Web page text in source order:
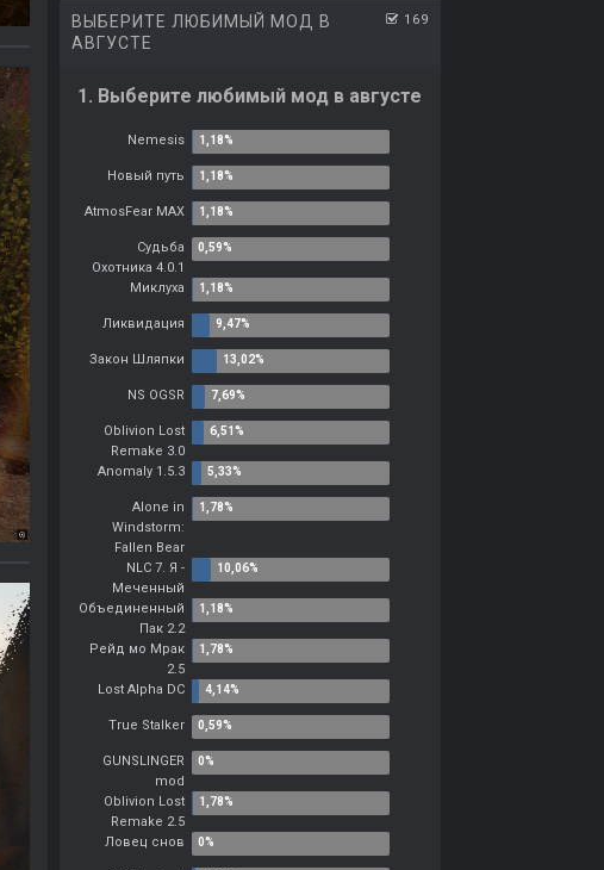
169
ВЫБЕРИТЕ ЛЮБИМЫЙ МОД В
АВГУСТЕ
1. Выберите любимый мод в августе
Nemesis
Новый путь
AtmosFear MAX
Судьба
Охотника 4.0.1
Миклуха
Ликвидация
Закон Шляпки
NS OGSR
Oblivion Lost
Remake 3.0
Anomaly 1.5.3
Alone in
Windstorm:
Fallen Bear
NLC 7. Я -
Меченный
Объединенный
Пак 2.2
Рейд мо Мрак
2.5
Lost Alpha DC
True Stalker
GUNSLINGER
mod
Oblivion Lost
Remake 2.5
Ловец снов